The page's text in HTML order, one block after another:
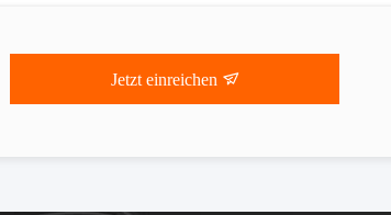
Jetzt einreichen